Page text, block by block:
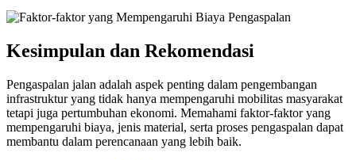
Kesimpulan dan Rekomendasi
Pengaspalan jalan adalah aspek penting dalam pengembangan
infrastruktur yang tidak hanya mempengaruhi mobilitas masyarakat
tetapi juga pertumbuhan ekonomi. Memahami faktor-faktor yang
mempengaruhi biaya, jenis material, serta proses pengaspalan dapat
membantu dalam perencanaan yang lebih baik.